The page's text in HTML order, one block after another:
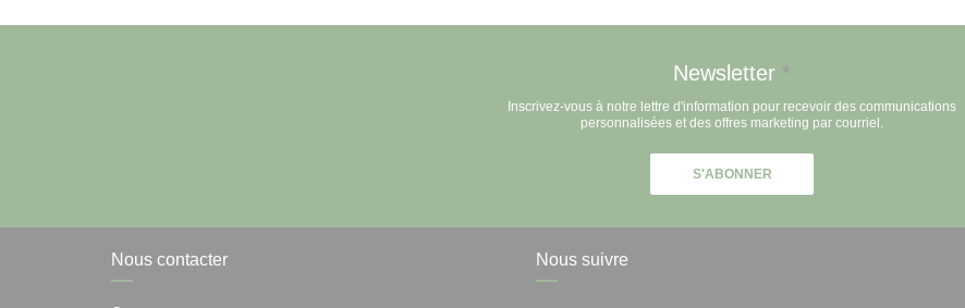
Newsletter *
Inscrivez-vous à notre lettre d'information pour recevoir des communications
personnalisées et des offres marketing par courriel.
S'ABONNER
Nous contacter Nous suivre